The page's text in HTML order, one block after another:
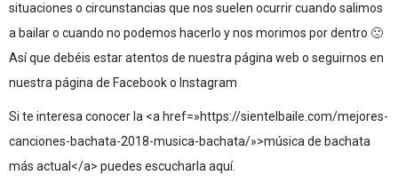
situaciones o circunstancias que nos suelen ocurrir cuando salimos
a bailar o cuando no podemos hacerlo y nos morimos por dentro 🙁
Así que debéis estar atentos de nuestra página web o seguirnos en
nuestra página de Facebook o Instagram
Si te interesa conocer la <a href=»https://sientelbaile.com/mejores-
canciones-bachata-2018-musica-bachata/»>música de bachata
más actual</a> puedes escucharla aquí.